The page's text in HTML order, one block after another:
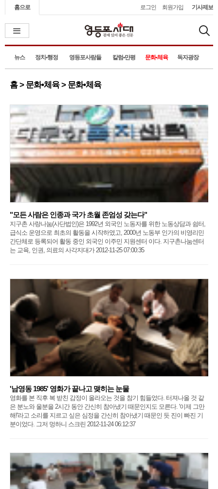
홈으로 로그인 회원가입 기사제보
뉴스 정치•행정 영등포사람들 칼럼•만평 문화•체육 독자광장
홈 > 문화•체육 > 문화•체육
"모든 사람은 인종과 국가 초월 존엄성 갖는다"
지구촌 사랑나눔(사단법인)은 1992년 외국인 노동자를 위한 노동상담과 쉼터,
급식소 운영으로 최초의 활동을 시작하였고, 2000년 노동부 인가의 비영리민
간단체로 등록되어 활동 중인 외국인 이주민 지원센터 이다. 지구촌나눔센터
는 교육, 인권, 의료의 사각지대가 2012-11-25 07:00:35
'남영동 1985' 영화가 끝나고 맺히는 눈물
영화를 본 직후 복 받친 감정이 올라오는 것을 참기 힘들었다. 터져나올 것 같
은 분노와 울분을 2시간 동안 간신히 참아냈기 때문인지도 모른다. '이제 그만
해!'라고 소리를 지르고 싶은 심정을 간신히 참아냈기 때문인 듯 진이 빠진 기
분이었다. 그저 멍하니 스크린 2012-11-24 06:12:37